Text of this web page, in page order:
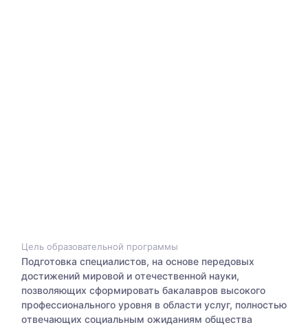
Цель образовательной программы
Подготовка специалистов, на основе передовых
достижений мировой и отечественной науки,
позволяющих сформировать бакалавров высокого
профессионального уровня в области услуг, полностью
отвечающих социальным ожиданиям общества